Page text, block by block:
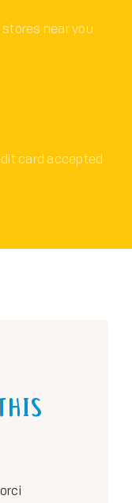
stores near you
card accepted